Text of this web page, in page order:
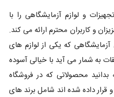
و لوازم آزمایشگاهی را با
و کاربران محترم ارائه می کند.
آزمایشگاهی که یکی از لوازم های
به شمار می آید با خیالی آسوده
محصولاتی که در فروشگاه
و قرار داده شده اند شامل برند های